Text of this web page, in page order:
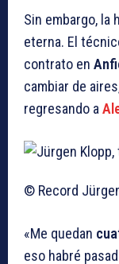
Sin embargo, la
eterna. El
contrato en
cambiar de
regresando a
© Record
«Me quedan
eso habré